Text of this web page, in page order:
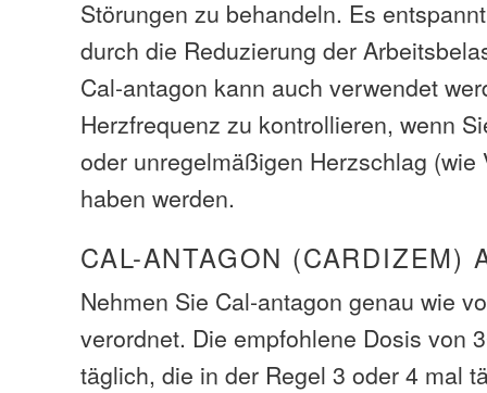
Störungen zu behandeln. Es
durch die Reduzierung der
Cal-antagon kann auch verwendet
Herzfrequenz zu kontrollieren, wenn
oder unregelmäßigen Herzschlag (wie
haben werden.
CAL-ANTAGON (CARDIZEM)
Nehmen Sie Cal-antagon genau wie
verordnet. Die empfohlene Dosis von
täglich, die in der Regel 3 oder 4 mal